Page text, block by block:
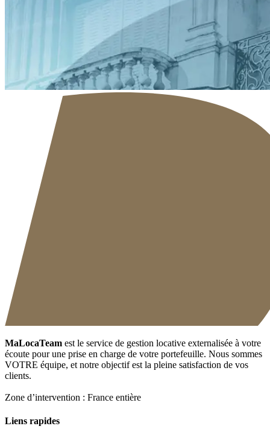
MaLocaTeam est le service de gestion locative externalisée à votre
écoute pour une prise en charge de votre portefeuille. Nous sommes
VOTRE équipe, et notre objectif est la pleine satisfaction de vos
clients.
Zone d’intervention : France entière
Liens rapides